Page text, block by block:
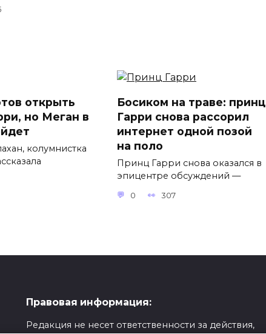
открыть
но Меган в
колумнистка
Босиком на траве: принц
Гарри снова рассорил
интернет одной позой
на поло
Принц Гарри снова оказался в
эпицентре обсуждений —
0 307
Правовая информация:
Редакция не несет ответственности за действия,